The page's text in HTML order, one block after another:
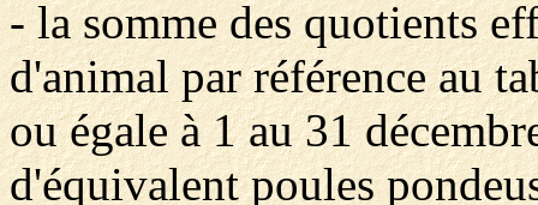
- la somme des quotients
d'animal par référence au
ou égale à 1 au 31
d'équivalent poules